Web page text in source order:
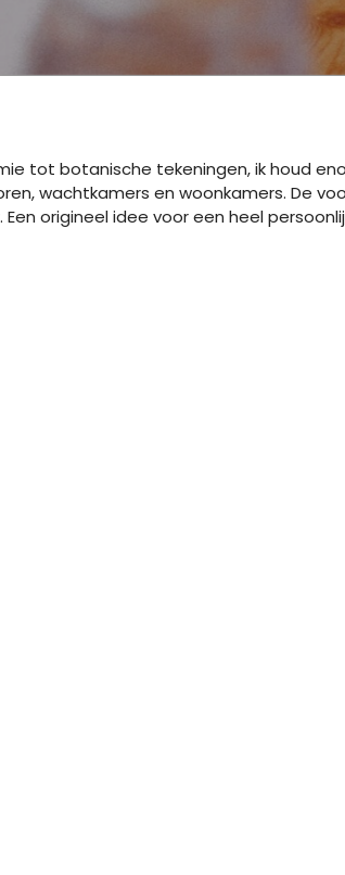
tot botanische tekeningen, ik houd
wachtkamers en woonkamers. De
origineel idee voor een heel